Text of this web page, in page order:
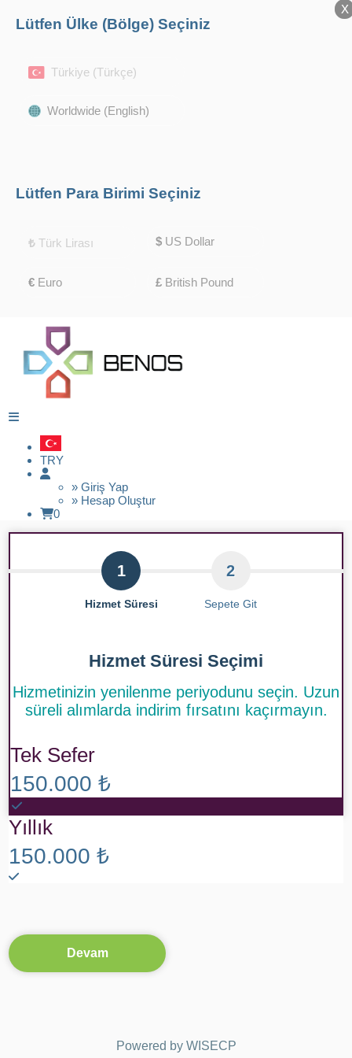
X
Lütfen Ülke (Bölge) Seçiniz
Türkiye (Türkçe)
Worldwide (English)
X
Lütfen Para Birimi Seçiniz
₺ Türk Lirası $ US Dollar
€ Euro £ British Pound
TRY
» Giriş Yap
» Hesap Oluştur
0
1
Hizmet Süresi
2
Sepete Git
Hizmet Süresi Seçimi
Hizmetinizin yenilenme periyodunu seçin. Uzun
süreli alımlarda indirim fırsatını kaçırmayın.
Tek Sefer
150.000 ₺
Yıllık
150.000 ₺
Devam
Powered by WISECP